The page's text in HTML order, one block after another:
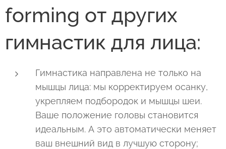
forming от других
гимнастик для лица:
Гимнастика направлена не только на
мышцы лица: мы корректируем осанку,
укрепляем подбородок и мышцы шеи.
Ваше положение головы становится
идеальным. А это автоматически меняет
ваш внешний вид в лучшую сторону;